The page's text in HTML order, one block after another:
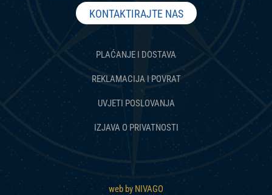
KONTAKTIRAJTE NAS
PLAĆANJE I DOSTAVA
REKLAMACIJA I POVRAT
UVJETI POSLOVANJA
IZJAVA O PRIVATNOSTI
web by NIVAGO